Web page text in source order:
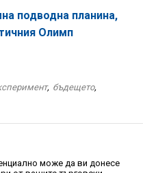
подводна планина,
Олимп
, бъдещето,
може да ви донесе